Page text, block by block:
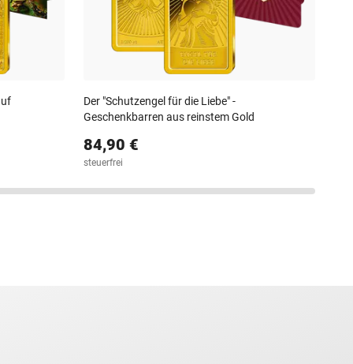
Der "Schutzengel für die Liebe" -
Geschenkbarren aus reinstem Gold
84,90 €
steuerfrei